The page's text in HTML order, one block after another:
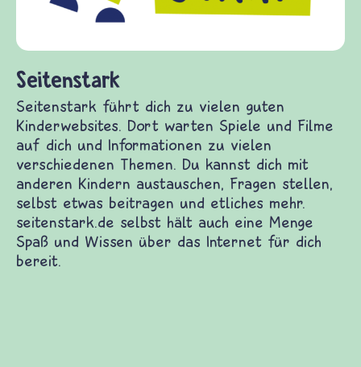
Seitenstark
Seitenstark führt dich zu vielen guten
Kinderwebsites. Dort warten Spiele und Filme
auf dich und Informationen zu vielen
verschiedenen Themen. Du kannst dich mit
anderen Kindern austauschen, Fragen stellen,
selbst etwas beitragen und etliches mehr.
seitenstark.de selbst hält auch eine Menge
Spaß und Wissen über das Internet für dich
bereit.